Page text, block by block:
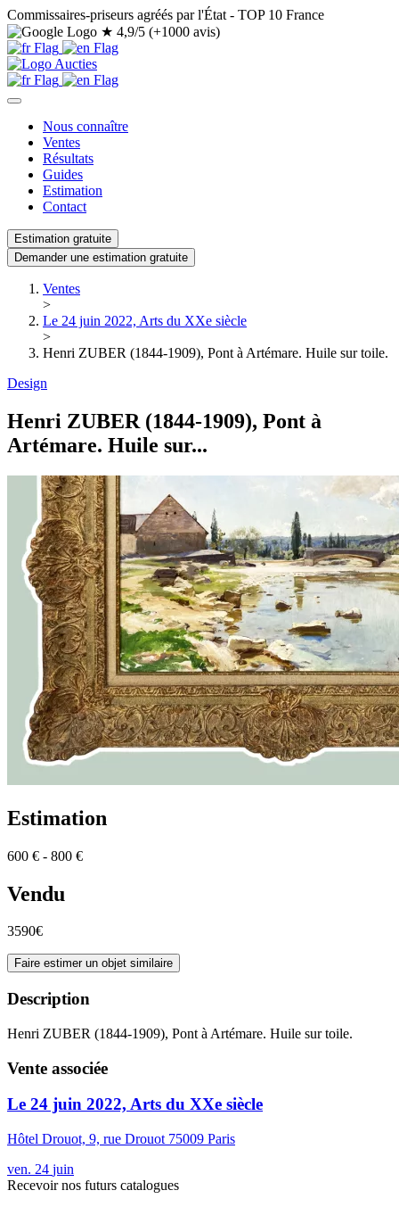
Commissaires-priseurs agréés par l'État - TOP 10 France
★ 4,9/5 (+1000 avis)
Nous connaître
Ventes
Résultats
Guides
Estimation
Contact
Estimation gratuite
Demander une estimation gratuite
Ventes
>
Le 24 juin 2022, Arts du XXe siècle
>
Henri ZUBER (1844-1909), Pont à Artémare. Huile sur toile.
Design
Henri ZUBER (1844-1909), Pont à
Artémare. Huile sur...
Estimation
600 € - 800 €
Vendu
3590€
Faire estimer un objet similaire
Description
Henri ZUBER (1844-1909), Pont à Artémare. Huile sur toile.
Vente associée
Le 24 juin 2022, Arts du XXe siècle
Hôtel Drouot, 9, rue Drouot 75009 Paris
ven. 24 juin
Recevoir nos futurs catalogues